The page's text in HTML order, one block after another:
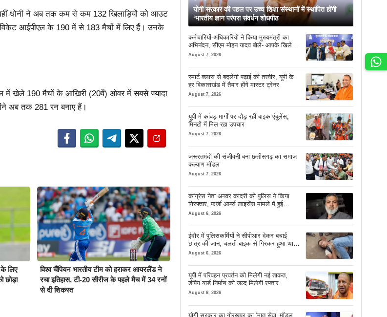
धोनी ने अब तक कम से कम 132 खिलाड़ियों को आउट
विकेट आईपीएल के 190 में से 183 मैचों में लिए हैं। उनके
में खेले 190 मैचों के आखिरी (20वें) ओवर में सबसे ज्यादा
अब तक 281 रन बनाए हैं।
लिए
छोड़ा
विश्व चैंपियन भारतीय टीम को हराकर आयरलैंड ने
रचा इतिहास, टी-20 सीरीज के पहले मैच में 34 रनों
से दी शिकस्त
योगी सरकार की पहल पर उच्च शिक्षा संस्थानों में स्थापित होंगी
‘भारतीय ज्ञान परंपरा संवर्धन शोधपीठ
कर्मचारियों-अधिकारियों ने किया मुख्यमंत्री का
अभिनंदन, सीएम मोहन यादव बोले- आपके खिले
चेहरे देखकर आनंद आता है
August 7, 2026
स्मार्ट क्लास से बदलेगी पढ़ाई की तस्वीर, यूपी के
हर विकासखंड में तैयार होंगे मास्टर ट्रेनर
August 7, 2026
यूपी में कांवड़ मार्गों पर दौड़ रहीं बाइक एंबुलेंस,
मिनटों में मिल रहा उपचार
August 7, 2026
जरूरतमंदों की संजीवनी बना छत्तीसगढ़ का समाज
कल्याण मॉडल
August 7, 2026
कांग्रेस नेता अनवर कादरी को पुलिस ने किया
गिरफ्तार, फर्जी आर्म्स लाइसेंस मामले में हुई
कार्रवाई
August 6, 2026
इंदौर में पुलिसकर्मियों ने सीपीआर देकर बचाई
छात्र की जान, चलती बाइक से गिरकर हुआ था
बेहोश
August 6, 2026
यूपी में परिवहन प्रवर्तन को मिलेगी नई ताकत,
डंपिंग यार्ड निर्माण को जल्द मिलेगी रफ्तार
August 6, 2026
योगी सरकार का गोरखपुर का ‘मातृ सेवा’ मॉडल